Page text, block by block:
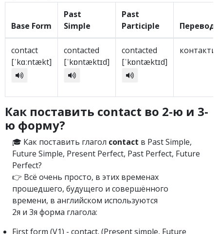
Base Form
Past
Simple
Past
Participle
Перевод
contact
[ˈkɑːntækt]
contacted
[ˈkɒntæktɪd]
contacted
[ˈkɒntæktɪd]
Как поставить contact во 2-ю и 3-
ю форму?
🎓 Как поставить глагол contact в Past Simple,
Future Simple, Present Perfect, Past Perfect, Future
Perfect?
👉 Всё очень просто, в этих временах
прошедшего, будущего и совершённого
времени, в английском используются
2я и 3я форма глагола:
First form (V1) - contact. (Present simple, Future